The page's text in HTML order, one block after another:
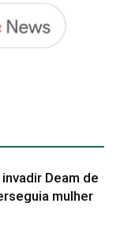
Deam de
mulher